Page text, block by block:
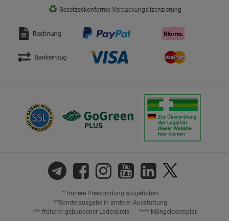
♻ Gesetzeskonforme Verpackungslizenzierung
* frühere Preisbindung aufgehoben
**Sonderausgabe in anderer Ausstattung
*** früherer gebundener Ladenpreis
**** Mängelexemplar